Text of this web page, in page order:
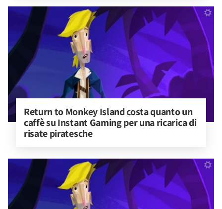
Return to Monkey Island costa quanto un
caffè su Instant Gaming per una ricarica di
risate piratesche